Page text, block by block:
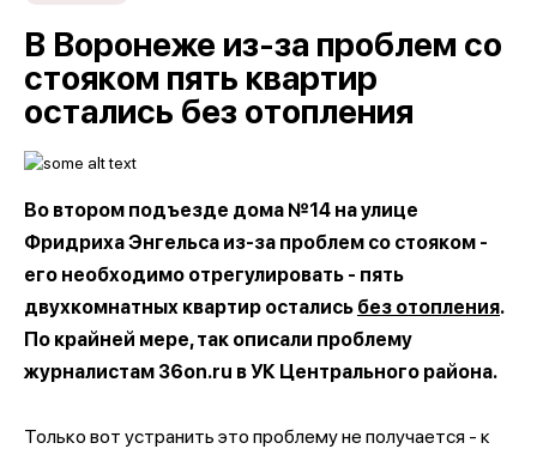
В Воронеже из-за проблем со
стояком пять квартир
остались без отопления
Во втором подъезде дома №14 на улице
Фридриха Энгельса из-за проблем со стояком -
его необходимо отрегулировать - пять
двухкомнатных квартир остались без отопления.
По крайней мере, так описали проблему
журналистам 36on.ru в УК Центрального района.
Только вот устранить это проблему не получается - к